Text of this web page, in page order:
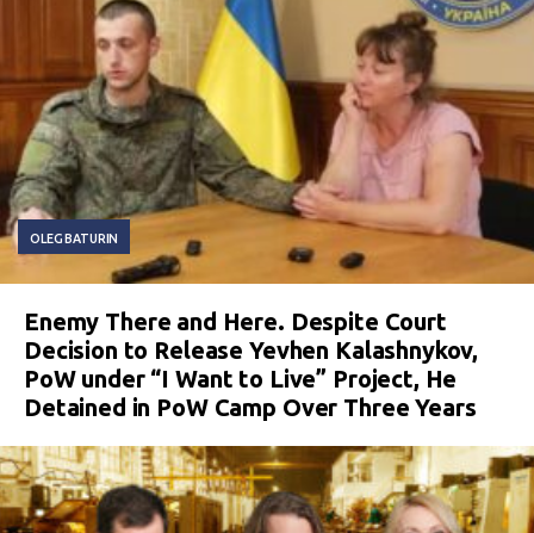
OLEG BATURIN
Enemy There and Here. Despite Court
Decision to Release Yevhen Kalashnykov,
PoW under “I Want to Live” Project, He
Detained in PoW Camp Over Three Years